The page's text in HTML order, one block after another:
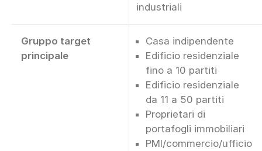
industriali
Gruppo target
principale
Casa indipendente
Edificio residenziale
fino a 10 partiti
Edificio residenziale
da 11 a 50 partiti
Proprietari di
portafogli immobiliari
PMI/commercio/ufficio